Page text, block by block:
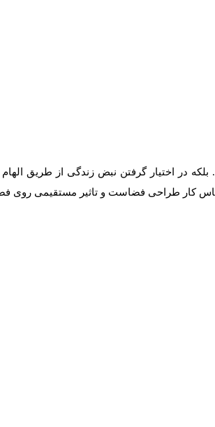
در اختیار گرفتن نبض زندگی از طریق
کار طراحی فضاست و تاثیر مستقیمی روی